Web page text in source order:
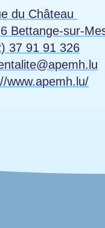
du Château
Bettange-sur-
37 91 91 326
www.apemh.lu/